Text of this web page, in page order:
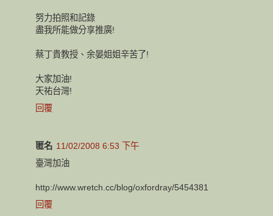
努力拍照和記錄
盡我所能做分享推廣!
蔡丁貴教授、余晏姐姐辛苦了!
大家加油!
天祐台灣!
回覆
匿名 11/02/2008 6:53 下午
臺灣加油
http://www.wretch.cc/blog/oxfordray/5454381
回覆